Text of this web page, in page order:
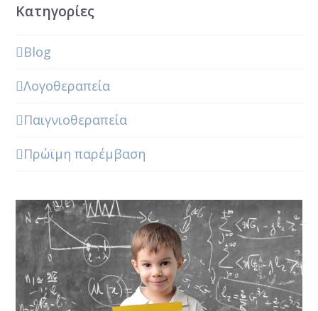
Kατηγορίες
Blog
Λογοθεραπεία
Παιγνιοθεραπεία
Πρώϊμη παρέμβαση